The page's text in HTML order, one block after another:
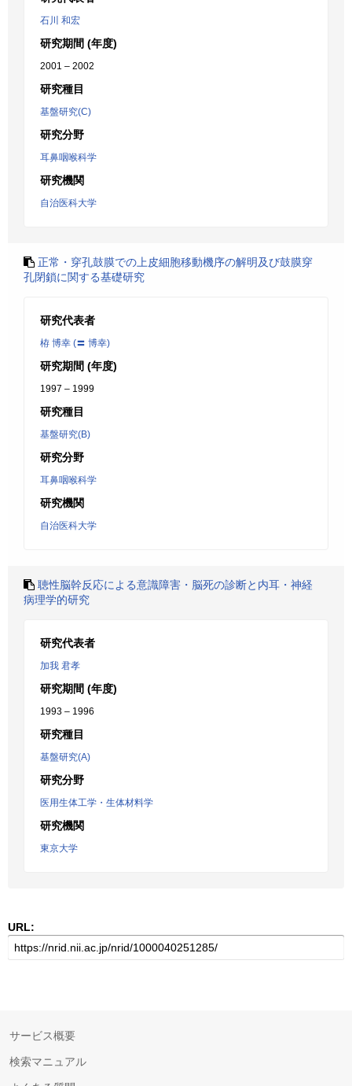
石川 和宏
研究期間 (年度)
2001 – 2002
研究種目
基盤研究(C)
研究分野
耳鼻咽喉科学
研究機関
自治医科大学
正常・穿孔鼓膜での上皮細胞移動機序の解明及び鼓膜穿
孔閉鎖に関する基礎研究
研究代表者
栫 博幸 (〓 博幸)
研究期間 (年度)
1997 – 1999
研究種目
基盤研究(B)
研究分野
耳鼻咽喉科学
研究機関
自治医科大学
聴性脳幹反応による意識障害・脳死の診断と内耳・神経
病理学的研究
研究代表者
加我 君孝
研究期間 (年度)
1993 – 1996
研究種目
基盤研究(A)
研究分野
医用生体工学・生体材料学
研究機関
東京大学
URL:
サービス概要
検索マニュアル